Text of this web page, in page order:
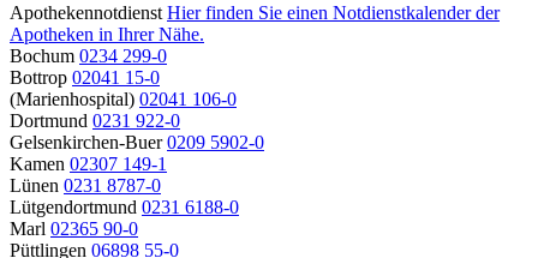
Apothekennotdienst Hier finden Sie einen Notdienstkalender der
Apotheken in Ihrer Nähe.
Bochum 0234 299-0
Bottrop 02041 15-0
(Marienhospital) 02041 106-0
Dortmund 0231 922-0
Gelsenkirchen-Buer 0209 5902-0
Kamen 02307 149-1
Lünen 0231 8787-0
Lütgendortmund 0231 6188-0
Marl 02365 90-0
Püttlingen 06898 55-0